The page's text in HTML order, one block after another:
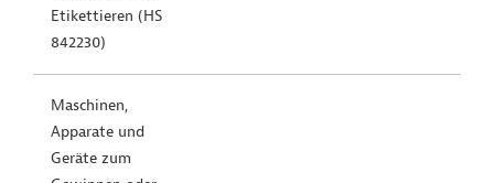
Etikettieren (HS
842230)
Maschinen,
Apparate und
Geräte zum